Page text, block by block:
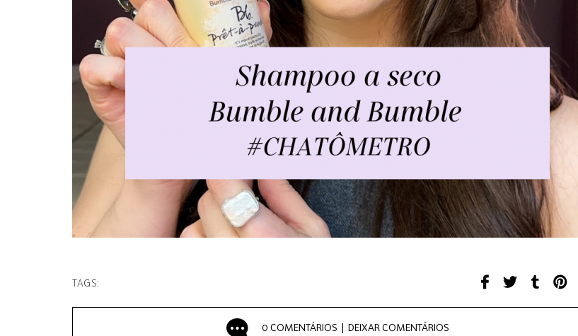
TAGS:
0 COMENTÁRIOS | DEIXAR COMENTÁRIOS